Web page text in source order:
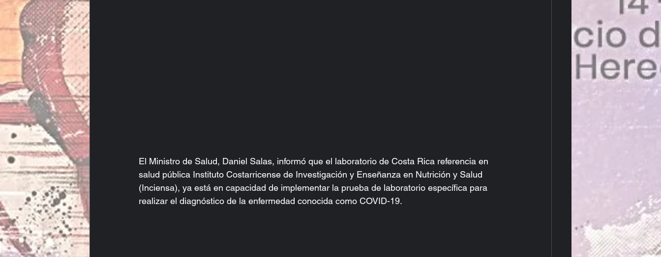
El Ministro de Salud, Daniel Salas, informó que el laboratorio de Costa Rica referencia en
salud pública Instituto Costarricense de Investigación y Enseñanza en Nutrición y Salud
(Inciensa), ya está en capacidad de implementar la prueba de laboratorio específica para
realizar el diagnóstico de la enfermedad conocida como COVID-19.